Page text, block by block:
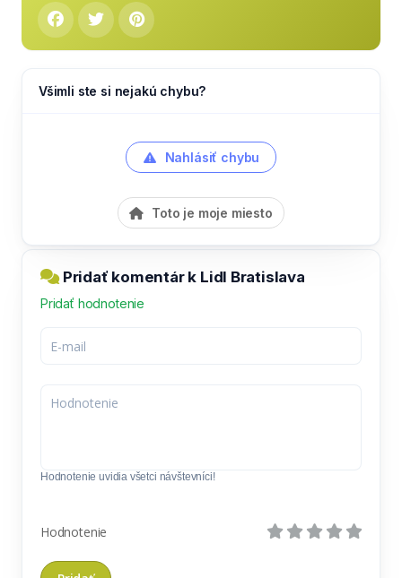
Všimli ste si nejakú chybu?
Nahlásiť chybu
Toto je moje miesto
Pridať komentár k Lidl Bratislava
Pridať hodnotenie
Hodnotenie uvidia všetci návštevníci!
Hodnotenie